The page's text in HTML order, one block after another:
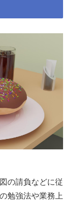
の請負などに従
勉強法や業務上